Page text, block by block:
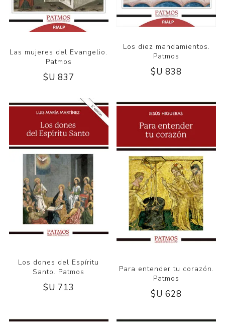
Las mujeres del Evangelio.
Patmos
$U 837
Los diez mandamientos.
Patmos
$U 838
Los dones del Espíritu
Santo. Patmos
$U 713
Para entender tu corazón.
Patmos
$U 628